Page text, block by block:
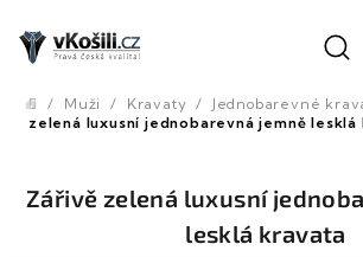
obsah
Domů
/ Muži / Kravaty / Jednobarevné
zelená luxusní jednobarevná jemně lesklá
Zářivě zelená luxusní
lesklá kravata